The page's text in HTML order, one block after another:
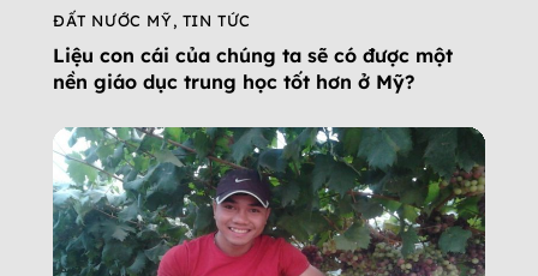
ĐẤT NƯỚC MỸ, TIN TỨC
Liệu con cái của chúng ta sẽ có được một
nền giáo dục trung học tốt hơn ở Mỹ?